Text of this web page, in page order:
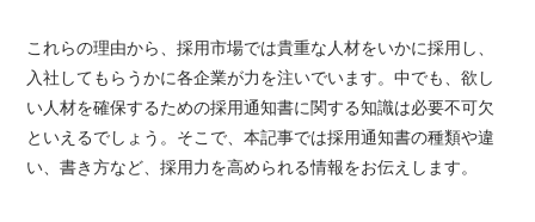
これらの理由から、採用市場では貴重な人材をいかに採用し、
入社してもらうかに各企業が力を注いでいます。中でも、欲し
い人材を確保するための採用通知書に関する知識は必要不可欠
といえるでしょう。そこで、本記事では採用通知書の種類や違
い、書き方など、採用力を高められる情報をお伝えします。